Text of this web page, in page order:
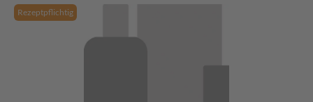
Rezeptpflichtig